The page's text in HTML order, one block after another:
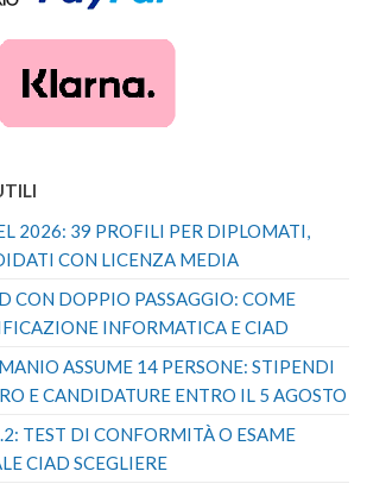
2026: 39 PROFILI PER DIPLOMATI,
CON LICENZA MEDIA
CON DOPPIO PASSAGGIO: COME
INFORMATICA E CIAD
ASSUME 14 PERSONE: STIPENDI
E CANDIDATURE ENTRO IL 5 AGOSTO
TEST DI CONFORMITÀ O ESAME
CIAD SCEGLIERE